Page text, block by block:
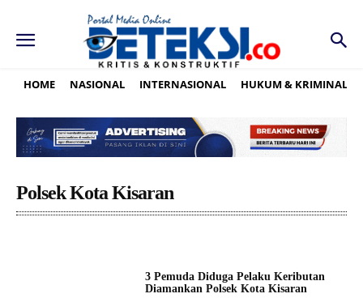
HOME NASIONAL INTERNASIONAL HUKUM & KRIMINAL
Polsek Kota Kisaran
3 Pemuda Diduga Pelaku Keributan
Diamankan Polsek Kota Kisaran